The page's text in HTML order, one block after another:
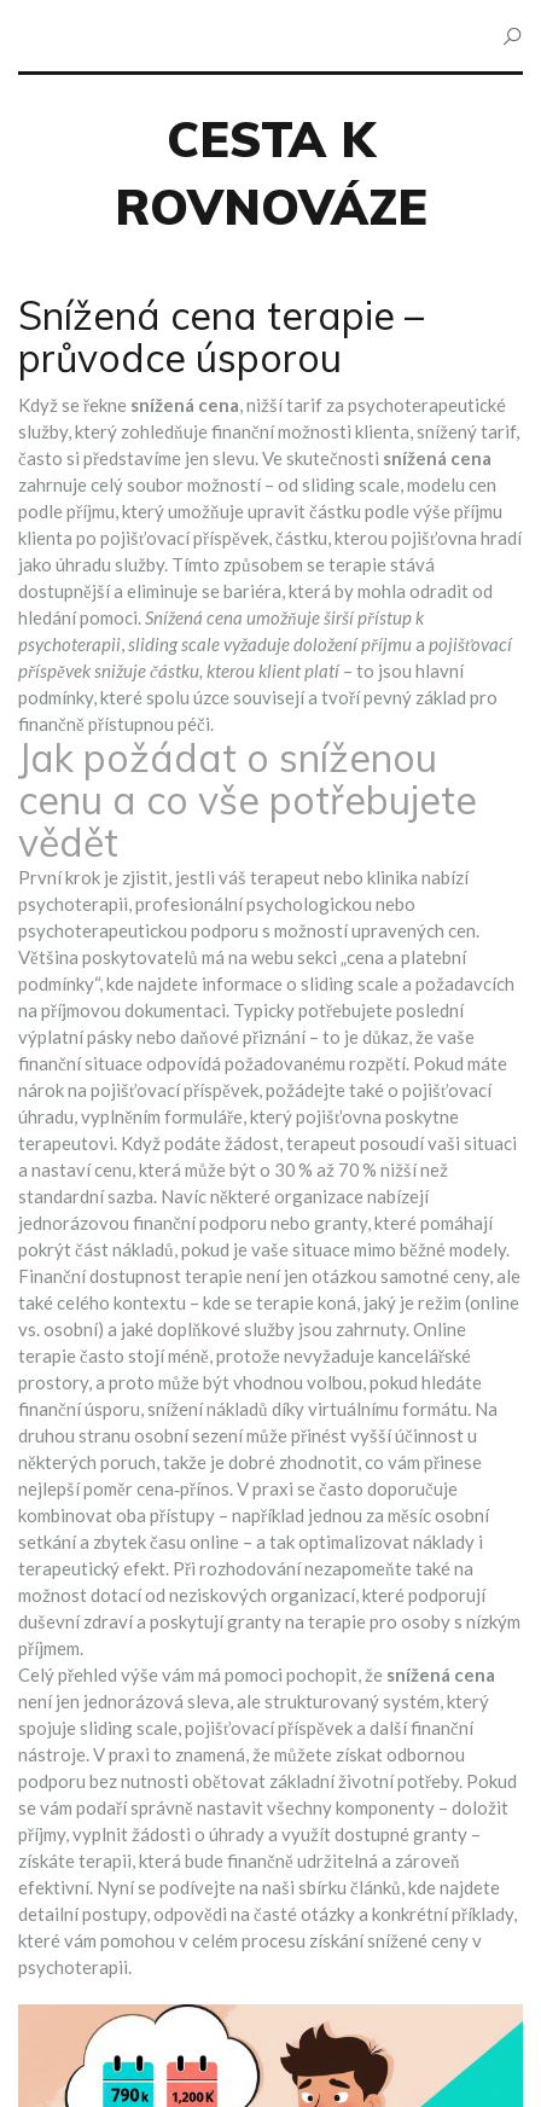
CESTA K
ROVNOVÁZE
Snížená cena terapie –
průvodce úsporou
Když se řekne snížená cena,nižší tarif za psychoterapeutické
služby, který zohledňuje finanční možnosti klienta,snížený tarif,
často si představíme jen slevu. Ve skutečnosti snížená cena
zahrnuje celý soubor možností – od sliding scale,modelu cen
podle příjmu, který umožňuje upravit částku podle výše příjmu
klienta po pojišťovací příspěvek,částku, kterou pojišťovna hradí
jako úhradu služby. Tímto způsobem se terapie stává
dostupnější a eliminuje se bariéra, která by mohla odradit od
hledání pomoci.Snížená cena umožňuje širší přístup k
psychoterapii,sliding scale vyžaduje doložení příjmua pojišťovací
příspěvek snižuje částku, kterou klient platí– to jsou hlavní
podmínky, které spolu úzce souvisejí a tvoří pevný základ pro
finančně přístupnou péči.
Jak požádat o sníženou
cenu a co vše potřebujete
vědět
První krok je zjistit, jestli váš terapeut nebo klinika nabízí
psychoterapii,profesionální psychologickou nebo
psychoterapeutickou podporu s možností upravených cen.
Většina poskytovatelů má na webu sekci „cena a platební
podmínky“, kde najdete informace o sliding scale a požadavcích
na příjmovou dokumentaci. Typicky potřebujete poslední
výplatní pásky nebo daňové přiznání – to je důkaz, že vaše
finanční situace odpovídá požadovanému rozpětí. Pokud máte
nárok na pojišťovací příspěvek, požádejte také o pojišťovací
úhradu,vyplněním formuláře, který pojišťovna poskytne
terapeutovi. Když podáte žádost, terapeut posoudí vaši situaci
a nastaví cenu, která může být o 30 % až 70 % nižší než
standardní sazba. Navíc některé organizace nabízejí
jednorázovou finanční podporu nebo granty, které pomáhají
pokrýt část nákladů, pokud je vaše situace mimo běžné modely.
Finanční dostupnost terapie není jen otázkou samotné ceny, ale
také celého kontextu – kde se terapie koná, jaký je režim (online
vs. osobní) a jaké doplňkové služby jsou zahrnuty. Online
terapie často stojí méně, protože nevyžaduje kancelářské
prostory, a proto může být vhodnou volbou, pokud hledáte
finanční úsporu,snížení nákladů díky virtuálnímu formátu. Na
druhou stranu osobní sezení může přinést vyšší účinnost u
některých poruch, takže je dobré zhodnotit, co vám přinese
nejlepší poměr cena‑přínos. V praxi se často doporučuje
kombinovat oba přístupy – například jednou za měsíc osobní
setkání a zbytek času online – a tak optimalizovat náklady i
terapeutický efekt. Při rozhodování nezapomeňte také na
možnost dotací od neziskových organizací, které podporují
duševní zdraví a poskytují granty na terapie pro osoby s nízkým
příjmem.
Celý přehled výše vám má pomoci pochopit, že snížená cena
není jen jednorázová sleva, ale strukturovaný systém, který
spojuje sliding scale, pojišťovací příspěvek a další finanční
nástroje. V praxi to znamená, že můžete získat odbornou
podporu bez nutnosti obětovat základní životní potřeby. Pokud
se vám podaří správně nastavit všechny komponenty – doložit
příjmy, vyplnit žádosti o úhrady a využít dostupné granty –
získáte terapii, která bude finančně udržitelná a zároveň
efektivní. Nyní se podívejte na naši sbírku článků, kde najdete
detailní postupy, odpovědi na časté otázky a konkrétní příklady,
které vám pomohou v celém procesu získání snížené ceny v
psychoterapii.